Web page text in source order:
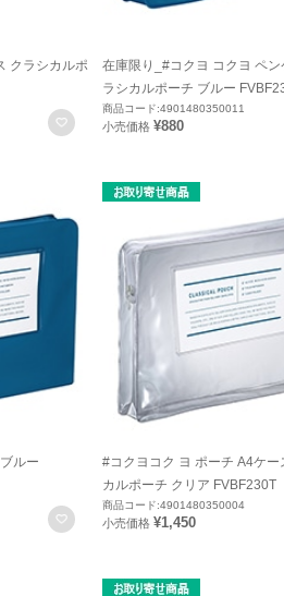
クラシカルポ
お気に入りに登録
在庫限り_#コクヨ コクヨ ペン
ラシカルポーチ ブルー
商品コード:4901480350011
小売価格 ¥880
ルー
お気に入りに登録
#コクヨコク ヨ ポーチ A4ケー
カルポーチ クリア FVBF230T
商品コード:4901480350004
小売価格 ¥1,450